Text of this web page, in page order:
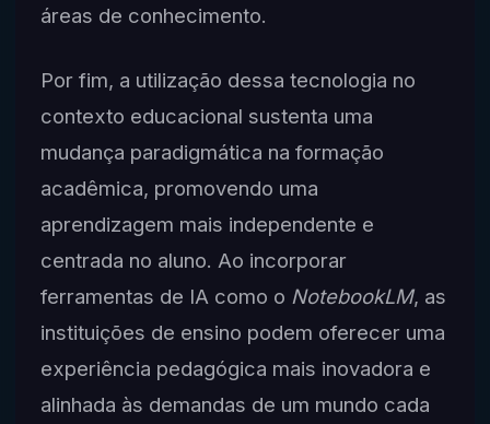
áreas de conhecimento.
Por fim, a utilização dessa tecnologia no
contexto educacional sustenta uma
mudança paradigmática na formação
acadêmica, promovendo uma
aprendizagem mais independente e
centrada no aluno. Ao incorporar
ferramentas de IA como o NotebookLM, as
instituições de ensino podem oferecer uma
experiência pedagógica mais inovadora e
alinhada às demandas de um mundo cada